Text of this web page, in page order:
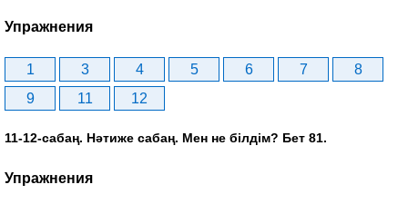
Упражнения
1 3 4 5 6 7
8
9
11 12
11-12-сабаң. Нәтиже сабаң. Мен не білдім? Бет 81.
Упражнения